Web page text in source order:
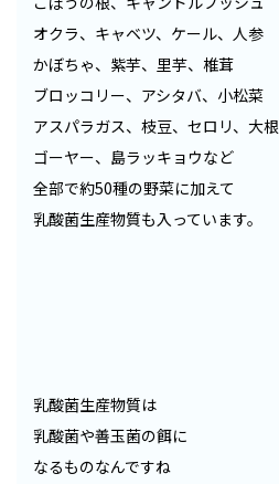
オクラ、キャベツ、ケール、人参
かぼちゃ、紫芋、里芋、椎茸
ブロッコリー、アシタバ、小松菜
アスパラガス、枝豆、セロリ、大根
ゴーヤー、島ラッキョウなど
全部で約50種の野菜に加えて
乳酸菌生産物質も入っています。
乳酸菌生産物質は
乳酸菌や善玉菌の餌に
なるものなんですね